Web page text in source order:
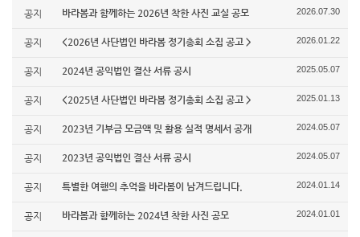
공지 바라봄과 함께하는 2026년 착한 사진 교실 공모 2026.07.30
공지 <2026년 사단법인 바라봄 정기총회 소집 공고 > 2026.01.22
공지 2024년 공익법인 결산 서류 공시 2025.05.07
공지 <2025년 사단법인 바라봄 정기총회 소집 공고 > 2025.01.13
공지 2023년 기부금 모금액 및 활용 실적 명세서 공개 2024.05.07
공지 2023년 공익법인 결산 서류 공시 2024.05.07
공지 특별한 여행의 추억을 바라봄이 남겨드립니다. 2024.01.14
공지 바라봄과 함께하는 2024년 착한 사진 공모 2024.01.01